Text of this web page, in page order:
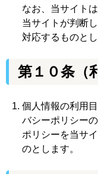
なお、当サイト
当サイトが判断
対応するものとし
第１０条（
個人情報の利用
バシーポリシー
ポリシーを当サ
のとします。